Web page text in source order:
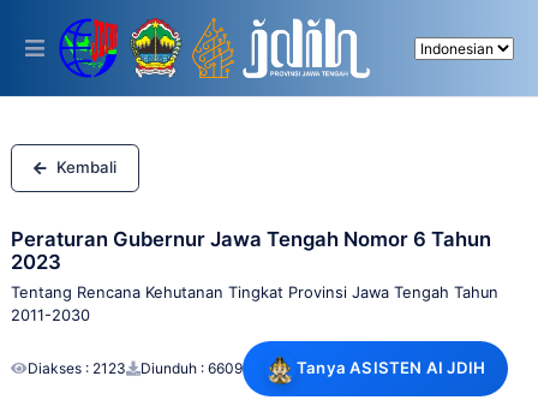
This
includes
accessibility
system.
Kembali
Peraturan Gubernur Jawa Tengah Nomor 6 Tahun
2023
Tentang Rencana Kehutanan Tingkat Provinsi Jawa Tengah Tahun
2011-2030
Diakses : 2123 Diunduh : 6609 Tanya ASISTEN AI JDIH